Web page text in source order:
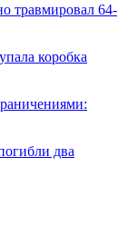
травмировал 64-
коробка
два